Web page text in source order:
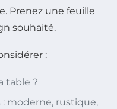
Prenez une feuille
souhaité.
:
table ?
: moderne, rustique,